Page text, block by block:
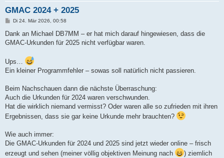
GMAC 2024 + 2025
B
i
r
Di 24. Mär 2026, 00:58
Dank an Michael DB7MM – er hat mich darauf hingewiesen, dass die
GMAC-Urkunden für 2025 nicht verfügbar waren.
Ups…
Ein kleiner Programmfehler – sowas soll natürlich nicht passieren.
Beim Nachschauen dann die nächste Überraschung:
Auch die Urkunden für 2024 waren verschwunden.
Hat die wirklich niemand vermisst? Oder waren alle so zufrieden mit ihren
Ergebnissen, dass sie gar keine Urkunde mehr brauchten?
Wie auch immer:
Die GMAC-Urkunden für 2024 und 2025 sind jetzt wieder online – frisch
erzeugt und sehen (meiner völlig objektiven Meinung nach
) ziemlich